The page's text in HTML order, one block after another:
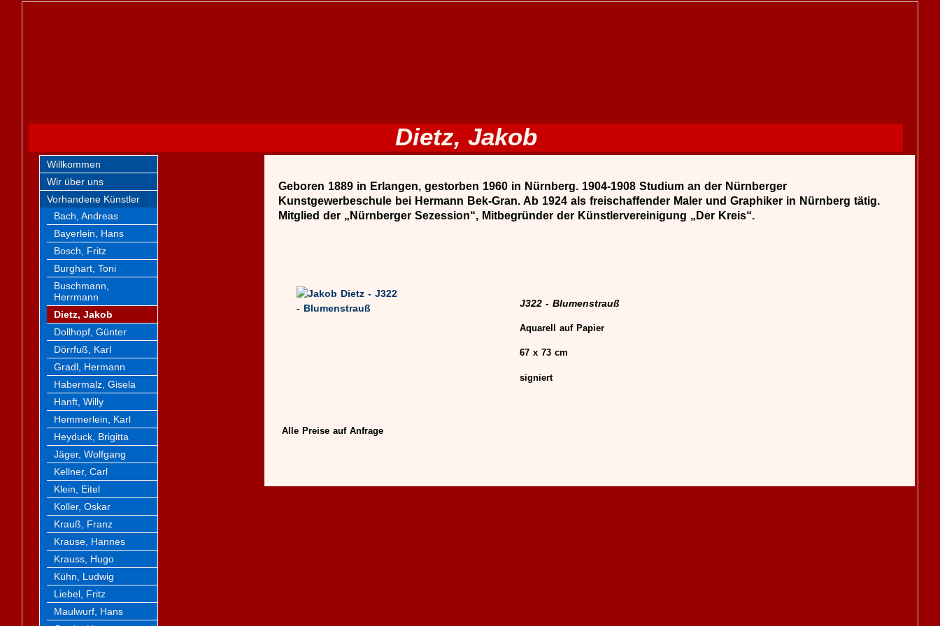
Dietz, Jakob
Willkommen
Wir über uns
Vorhandene Künstler
Bach, Andreas
Bayerlein, Hans
Bosch, Fritz
Burghart, Toni
Buschmann,
Herrmann
Dietz, Jakob
Dollhopf, Günter
Dörrfuß, Karl
Gradl, Hermann
Habermalz, Gisela
Hanft, Willy
Hemmerlein, Karl
Heyduck, Brigitta
Jäger, Wolfgang
Kellner, Carl
Klein, Eitel
Koller, Oskar
Krauß, Franz
Krause, Hannes
Krauss, Hugo
Kühn, Ludwig
Liebel, Fritz
Maulwurf, Hans
Geboren 1889 in Erlangen, gestorben 1960 in Nürnberg. 1904-1908 Studium an der Nürnberger
Kunstgewerbeschule bei Hermann Bek-Gran. Ab 1924 als freischaffender Maler und Graphiker in Nürnberg tätig.
Mitglied der „Nürnberger Sezession“, Mitbegründer der Künstlervereinigung „Der Kreis“.
J322 - Blumenstrauß
Aquarell auf Papier
67 x 73 cm
signiert
Alle Preise auf Anfrage